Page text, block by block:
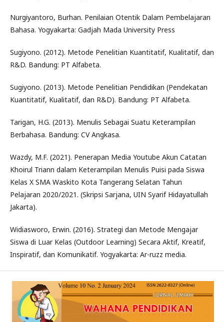
Nurgiyantoro, Burhan. Penilaian Otentik Dalam Pembelajaran
Bahasa. Yogyakarta: Gadjah Mada University Press
Sugiyono. (2012). Metode Penelitian Kuantitatif, Kualitatif, dan
R&D. Bandung: PT Alfabeta.
Sugiyono. (2013). Metode Penelitian Pendidikan (Pendekatan
Kuantitatif, Kualitatif, dan R&D). Bandung: PT Alfabeta.
Tarigan, H.G. (2013). Menulis Sebagai Suatu Keterampilan
Berbahasa. Bandung: CV Angkasa.
Wazdy, M.F. (2021). Penerapan Media Youtube Akun Catatan
Khoirul Triann dalam Keterampilan Menulis Puisi pada Siswa
Kelas X SMA Waskito Kota Tangerang Selatan Tahun
Pelajaran 2020/2021. (Skripsi Sarjana, UIN Syarif Hidayatullah
Jakarta).
Widiasworo, Erwin. (2016). Strategi dan Metode Mengajar
Siswa di Luar Kelas (Outdoor Learning) Secara Aktif, Kreatif,
Inspiratif, dan Komunikatif. Yogyakarta: Ar-ruzz media.